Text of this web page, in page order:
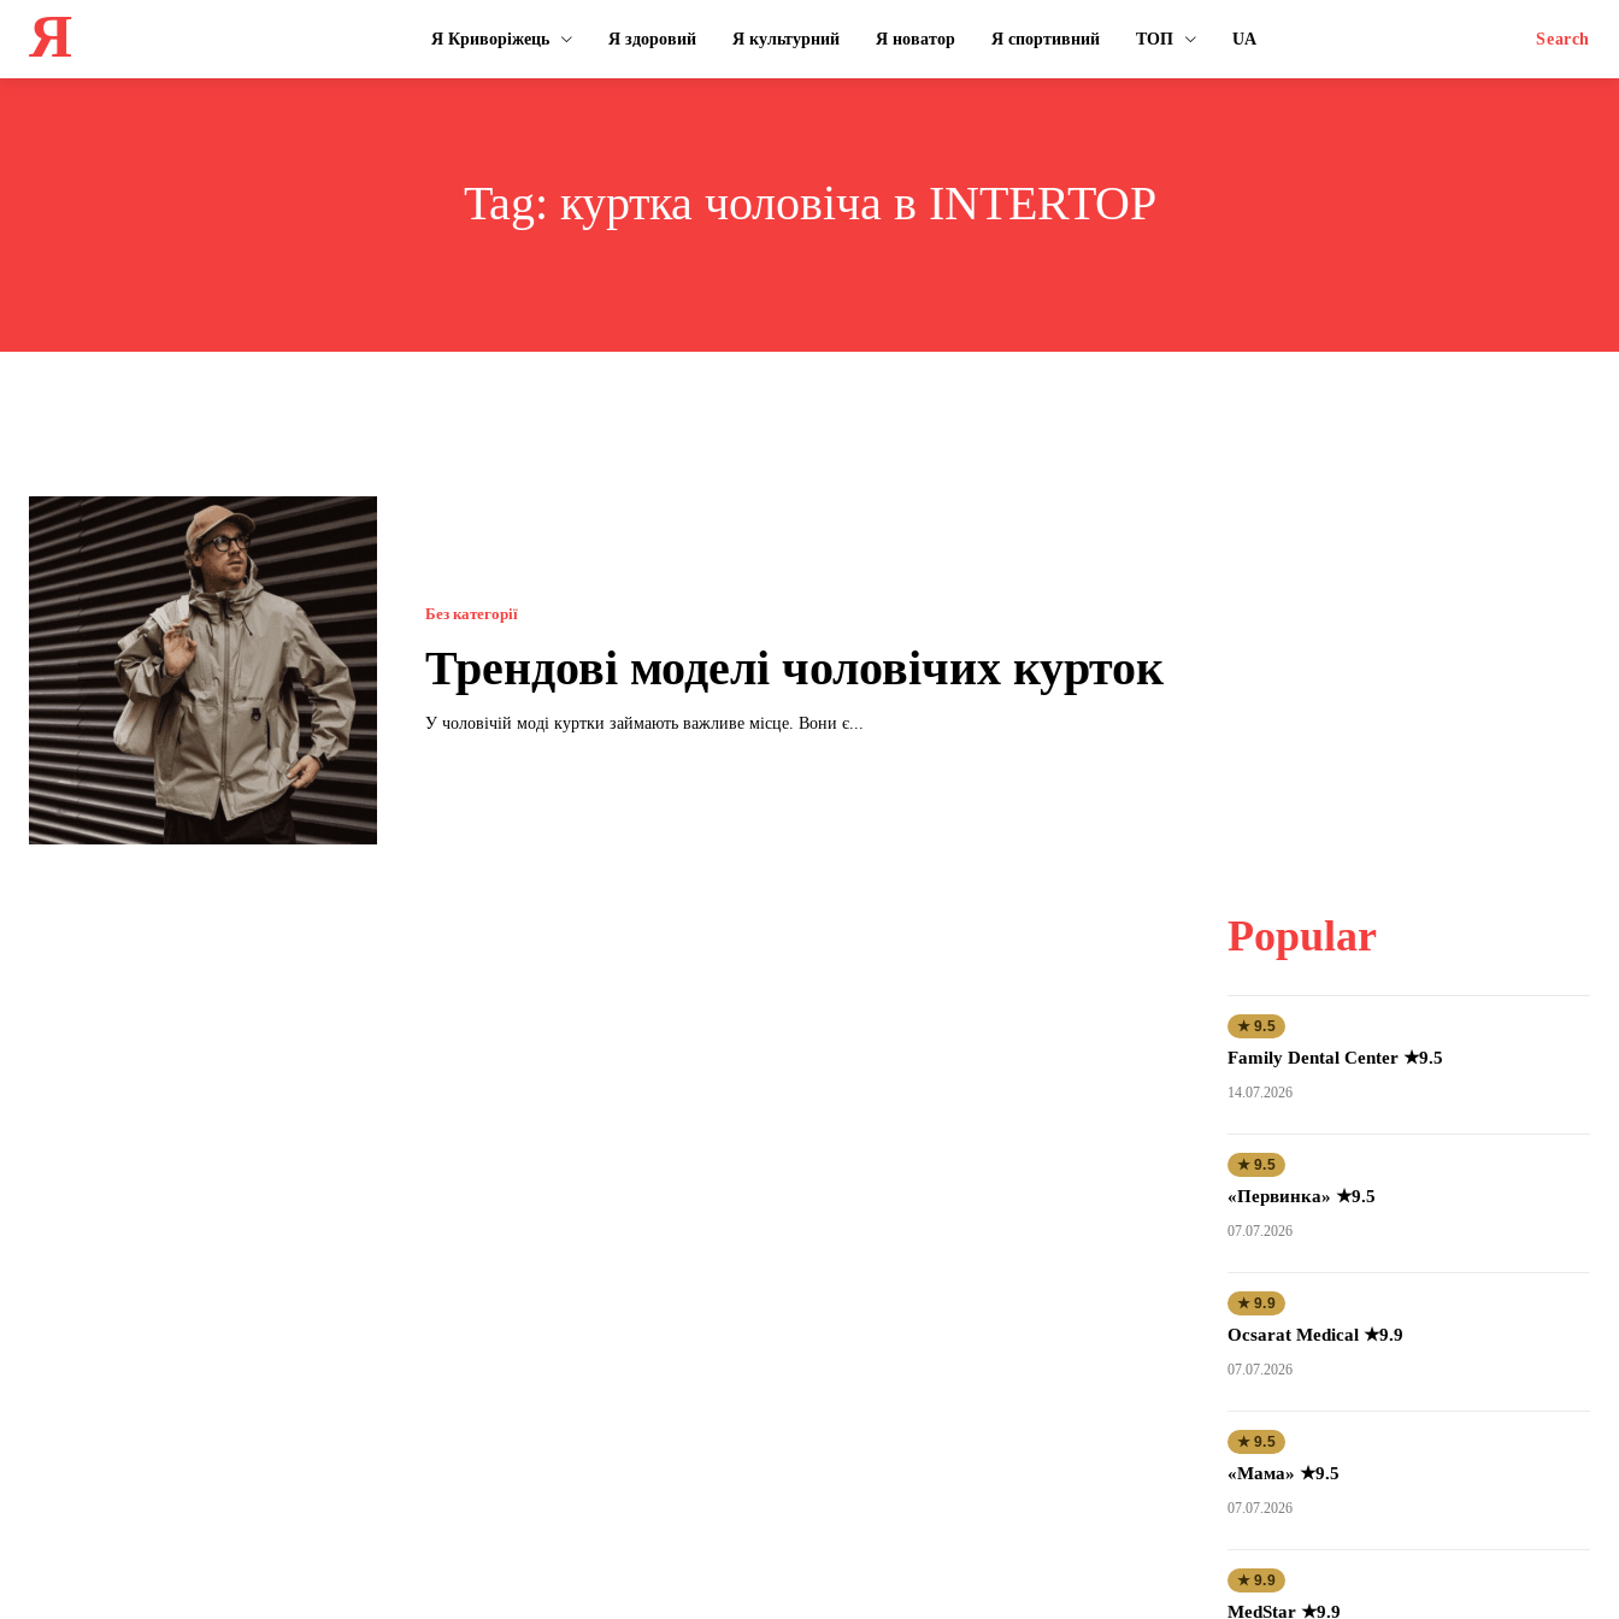
Я Я Криворіжець Я здоровий Я культурний Я новатор Я спортивний ТОП UA Search
Tag: куртка чоловіча в INTERTOP
Без категорії
Трендові моделі чоловічих курток
У чоловічій моді куртки займають важливе місце. Вони є...
Popular
★ 9.5
Family Dental Center ★9.5
14.07.2026
★ 9.5
«Первинка» ★9.5
07.07.2026
★ 9.9
Ocsarat Medical ★9.9
07.07.2026
★ 9.5
«Мама» ★9.5
07.07.2026
★ 9.9
MedStar ★9.9